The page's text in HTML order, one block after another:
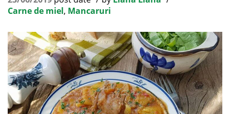
Carne de miel, Mancaruri